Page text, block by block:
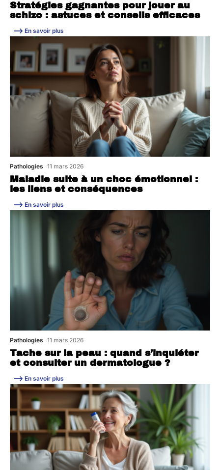
Stratégies gagnantes pour jouer au
schizo : astuces et conseils efficaces
En savoir plus
Maladie suite à un choc émotionnel :
les liens et conséquences
Pathologies 11 mars 2026
En savoir plus
Tache sur la peau : quand s’inquiéter
et consulter un dermatologue ?
Pathologies 11 mars 2026
En savoir plus